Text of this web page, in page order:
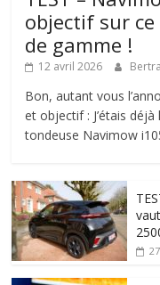
objectif sur
de gamme !
12 avril 2026
Bon, autant vous
et objectif : J’étais
tondeuse Navimow